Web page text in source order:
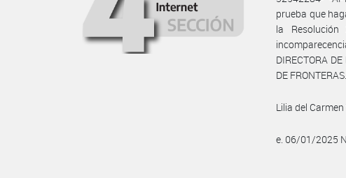
prueba que
la
DIRECTORA
DE FRONTERAS.
Lilia del
e. 06/01/2025